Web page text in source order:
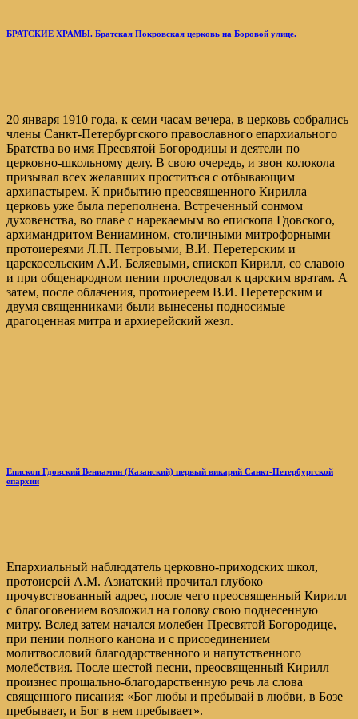
БРАТСКИЕ ХРАМЫ. Братская Покровская церковь на Боровой улице.
20 января 1910 года, к семи часам вечера, в церковь собрались
члены Санкт-Петербургского православного епархиального
Братства во имя Пресвятой Богородицы и деятели по
церковно-школьному делу. В свою очередь, и звон колокола
призывал всех желавших проститься с отбывающим
архипастырем. К прибытию преосвященного Кирилла
церковь уже была переполнена. Встреченный сонмом
духовенства, во главе с нарекаемым во епископа Гдовского,
архимандритом Вениамином, столичными митрофорными
протоиереями Л.П. Петровыми, В.И. Перетерским и
царскосельским А.И. Беляевыми, епископ Кирилл, со славою
и при общенародном пении проследовал к царским вратам. А
затем, после облачения, протоиереем В.И. Перетерским и
двумя священниками были вынесены подносимые
драгоценная митра и архиерейский жезл.
Епископ Гдовский Вениамин (Казанский) первый викарий Санкт-Петербургской
епархии
Епархиальный наблюдатель церковно-приходских школ,
протоиерей А.М. Азиатский прочитал глубоко
прочувствованный адрес, после чего преосвященный Кирилл
с благоговением возложил на голову свою поднесенную
митру. Вслед затем начался молебен Пресвятой Богородице,
при пении полного канона и с присоединением
молитвословий благодарственного и напутственного
молебствия. После шестой песни, преосвященный Кирилл
произнес прощально-благодарственную речь ла слова
священного писания: «Бог любы и пребывай в любви, в Бозе
пребывает, и Бог в нем пребывает».